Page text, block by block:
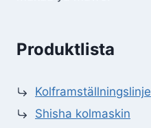
Produktlista
Kolframställningslinje
Shisha kolmaskin